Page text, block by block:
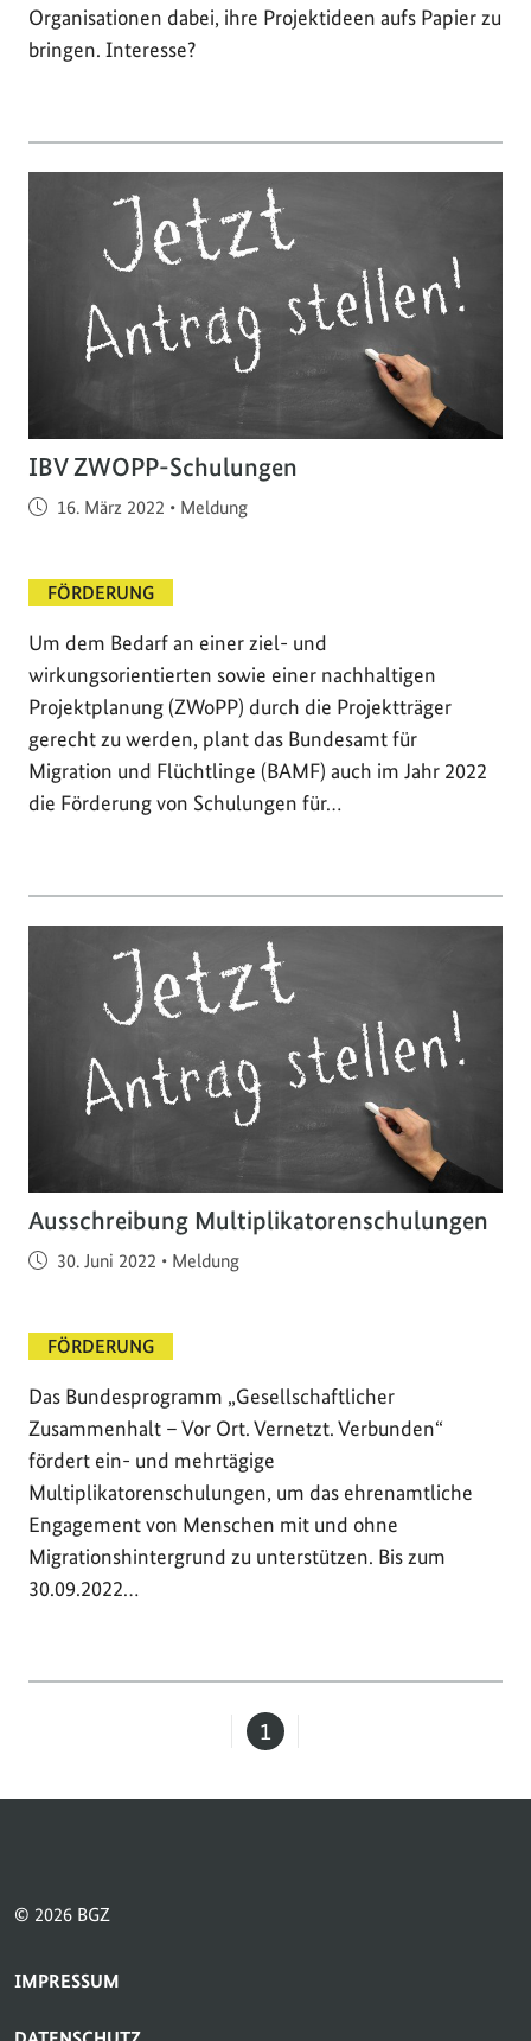
Organisationen dabei, ihre Projektideen aufs Papier zu
bringen. Interesse?
IBV ZWOPP-Schulungen
Veröffentlicht am
16. März 2022 • Meldung
FÖRDERUNG
Um dem Bedarf an einer ziel- und
wirkungsorientierten sowie einer nachhaltigen
Projektplanung (ZWoPP) durch die Projektträger
gerecht zu werden, plant das Bundesamt für
Migration und Flüchtlinge (BAMF) auch im Jahr 2022
die Förderung von Schulungen für…
Ausschreibung Multiplikatorenschulungen
Veröffentlicht am
30. Juni 2022 • Meldung
FÖRDERUNG
Das Bundesprogramm „Gesellschaftlicher
Zusammenhalt – Vor Ort. Vernetzt. Verbunden“
fördert ein- und mehrtägige
Multiplikatorenschulungen, um das ehrenamtliche
Engagement von Menschen mit und ohne
Migrationshintergrund zu unterstützen. Bis zum
30.09.2022…
Seite
1
© 2026 BGZ
SERVICE-NAVIGATION FUSSBEREICH
IMPRESSUM